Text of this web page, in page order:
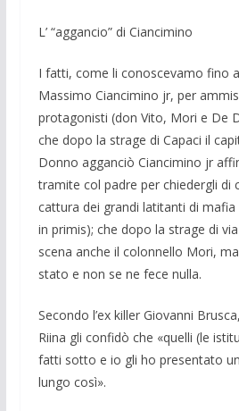
L’ “aggancio” di Ciancimino
I fatti, come li conoscevamo fino
Massimo Ciancimino jr, per
protagonisti (don Vito, Mori e De
che dopo la strage di Capaci il
Donno agganciò Ciancimi­no jr
tramite col padre per chiedergli di
cattura dei grandi latitanti di mafia
in primis); che dopo la strage di
scena anche il colonn­ello Mori,
stato e non se ne fece nulla.
Secondo l’ex killer Giovanni
Riina gli confidò che «quelli (le
fatti sotto e io gli ho presentato
lungo così».